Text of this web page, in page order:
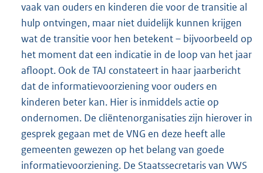
vaak van ouders en kinderen die voor de transitie al
hulp ontvingen, maar niet duidelijk kunnen krijgen
wat de transitie voor hen betekent – bijvoorbeeld op
het moment dat een indicatie in de loop van het jaar
afloopt. Ook de TAJ constateert in haar jaarbericht
dat de informatievoorziening voor ouders en
kinderen beter kan. Hier is inmiddels actie op
ondernomen. De cliëntenorganisaties zijn hierover in
gesprek gegaan met de VNG en deze heeft alle
gemeenten gewezen op het belang van goede
informatievoorziening. De Staatssecretaris van VWS